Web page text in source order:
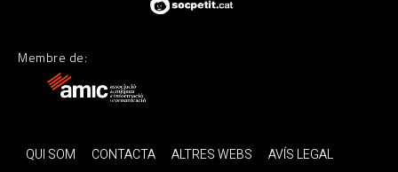
Membre de:
QUI SOM CONTACTA ALTRES WEBS AVÍS LEGAL